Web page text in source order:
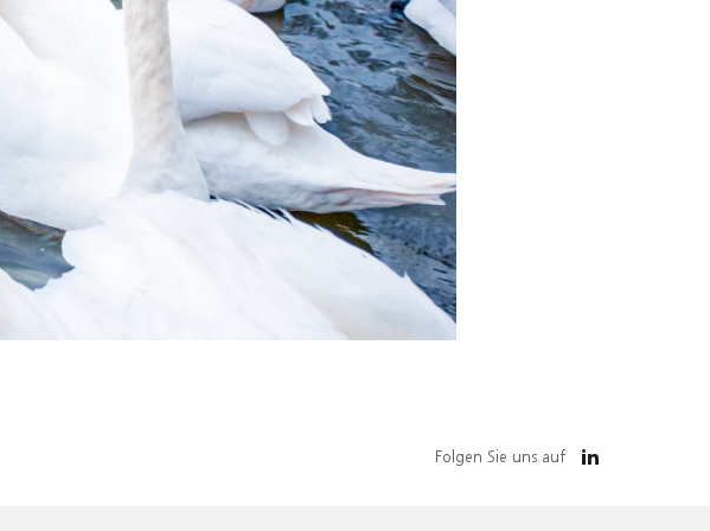
Folgen Sie uns auf